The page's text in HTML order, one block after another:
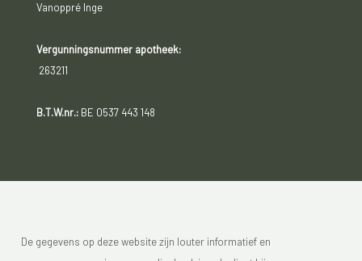
Vanoppré Inge
Vergunningsnummer apotheek:
263211
B.T.W.nr.:BE 0537 443 148
De gegevens op deze website zijn louter informatief en